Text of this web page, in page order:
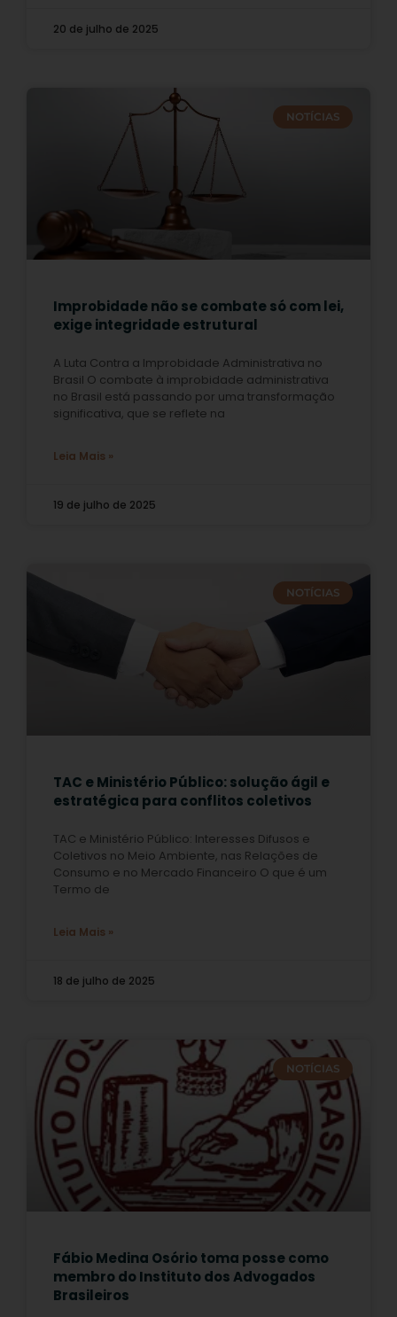
20 de julho de 2025
NOTÍCIAS
Improbidade não se combate só com lei,
exige integridade estrutural
A Luta Contra a Improbidade Administrativa no
Brasil O combate à improbidade administrativa
no Brasil está passando por uma transformação
significativa, que se reflete na
Leia Mais »
19 de julho de 2025
NOTÍCIAS
TAC e Ministério Público: solução ágil e
estratégica para conflitos coletivos
TAC e Ministério Público: Interesses Difusos e
Coletivos no Meio Ambiente, nas Relações de
Consumo e no Mercado Financeiro O que é um
Termo de
Leia Mais »
18 de julho de 2025
NOTÍCIAS
Fábio Medina Osório toma posse como
membro do Instituto dos Advogados
Brasileiros